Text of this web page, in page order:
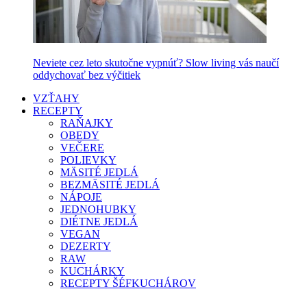
Neviete cez leto skutočne vypnúť? Slow living vás naučí
oddychovať bez výčitiek
VZŤAHY
RECEPTY
RAŇAJKY
OBEDY
VEČERE
POLIEVKY
MÄSITÉ JEDLÁ
BEZMÄSITÉ JEDLÁ
NÁPOJE
JEDNOHUBKY
DIÉTNE JEDLÁ
VEGAN
DEZERTY
RAW
KUCHÁRKY
RECEPTY ŠÉFKUCHÁROV